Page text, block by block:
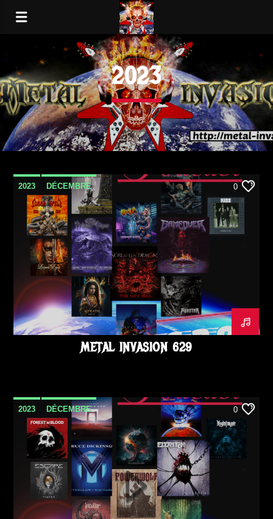
2023
2023 DÉCEMBRE
METAL INVASION PODCAST
0
METAL INVASION 629
2023 DÉCEMBRE
METAL INVASION PODCAST
0